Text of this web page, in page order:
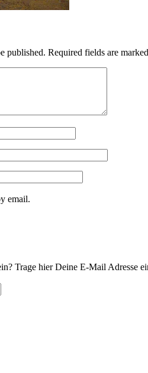
published. Required fields are marked
email.
Trage hier Deine E-Mail Adresse